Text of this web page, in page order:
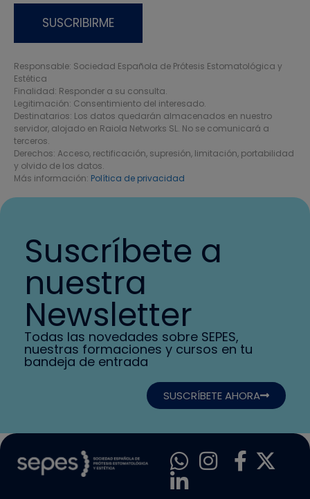
Responsable: Sociedad Española de Prótesis Estomatológica y
Estética
Finalidad: Responder a su consulta.
Legitimación: Consentimiento del interesado.
Destinatarios: Los datos quedarán almacenados en nuestro
servidor, alojado en Raiola Networks SL. No se comunicará a
terceros.
Derechos: Acceso, rectificación, supresión, limitación, portabilidad
y olvido de los datos.
Más información: Política de privacidad
Suscríbete a
nuestra
Newsletter
Todas las novedades sobre SEPES,
nuestras formaciones y cursos en tu
bandeja de entrada
SUSCRÍBETE AHORA